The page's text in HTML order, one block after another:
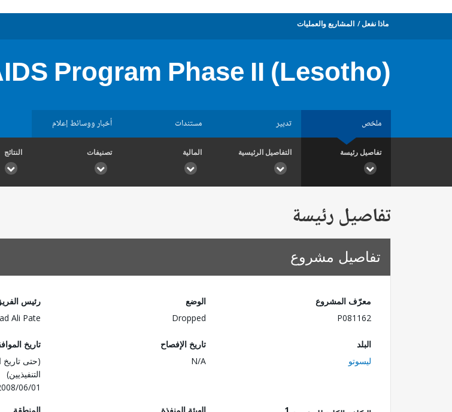
ماذا نفعل المشاريع والعمليات
Program Phase II (Lesotho)
ملخص تدبير مستندات أخبار ووسائط إعلام
تفاصيل رئيسة التفاصيل الرئيسية المالية تصنيفات النتائج
تفاصيل رئيسة
تفاصيل مشروع
معرّف المشروع
P081162
الوضع
Dropped
رئيس
Ali Pate
البلد
ليسوتو
تاريخ الإفصاح
N/A
تاريخ
(حتى
التنفيذيين)
06/01
1
الهيئة المنفذة
المنطقة